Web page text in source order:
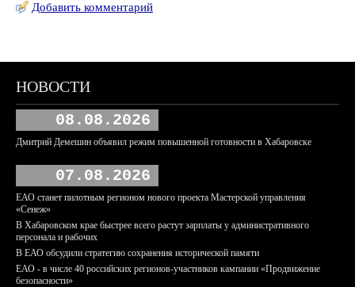
Добавить комментарий
НОВОСТИ
08.08.2026
Дмитрий Демешин объявил режим повышенной готовности в Хабаровске
07.08.2026
ЕАО станет пилотным регионом нового проекта Мастерской управления
«Сенеж»
В Хабаровском крае быстрее всего растут зарплаты у административного
персонала и рабочих
В ЕАО обсудили стратегию сохранения исторической памяти
ЕАО - в числе 40 российских регионов-участников кампании «Продвижение
безопасности»